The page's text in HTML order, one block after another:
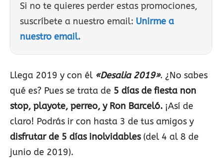
Si no te quieres perder estas promociones,
suscríbete a nuestro email: Unirme a
nuestro email.
Llega 2019 y con él «Desalia 2019». ¿No sabes
qué es? Pues se trata de 5 días de fiesta non
stop, playote, perreo, y Ron Barceló. ¡Así de
claro! Podrás ir con hasta 3 de tus amigos y
disfrutar de 5 días inolvidables(del 4 al 8 de
junio de 2019).